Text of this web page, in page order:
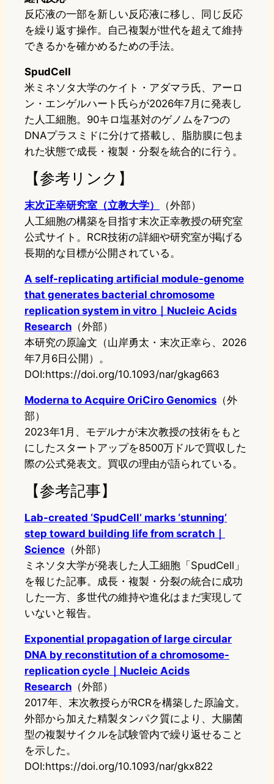
反応液の一部を新しい反応液に移し、同じ反応
を繰り返す操作。自己複製が世代を超えて維持
できるかを確かめるための手法。
SpudCell
米ミネソタ大学のケイト・アダマラ氏、アーロ
ン・エンゲルハート氏らが2026年7月に発表し
た人工細胞。90キロ塩基対のゲノムを7つの
DNAプラスミドに分けて搭載し、脂肪膜に包ま
れた状態で成長・複製・分裂を統合的に行う。
【参考リンク】
末次正幸研究室（立教大学）
（外部）
人工細胞の構築を目指す末次正幸教授の研究室
公式サイト。RCR技術の詳細や研究室が掲げる
長期的な目標が公開されている。
A self-replicating artificial module-genome
that generates bacterial chromosome
replication system in vitro｜Nucleic Acids
Research （外部）
本研究の原論文（山岸勇太・末次正幸ら、2026
年7月6日公開）。
DOI:https://doi.org/10.1093/nar/gkag663
Moderna to Acquire OriCiro Genomics （外
部）
2023年1月、モデルナが末次教授の技術をもと
にしたスタートアップを8500万ドルで買収した
際の公式発表文。買収の理由が語られている。
【参考記事】
Lab-created ‘SpudCell’ marks ‘stunning’
step toward building life from scratch｜
Science （外部）
ミネソタ大学が発表した人工細胞「SpudCell」
を報じた記事。成長・複製・分裂の統合に成功
した一方、多世代の維持や進化はまだ実現して
いないと報告。
Exponential propagation of large circular
DNA by reconstitution of a chromosome-
replication cycle｜Nucleic Acids
Research （外部）
2017年、末次教授らがRCRを構築した原論文。
外部から加えた精製タンパク質により、大腸菌
型の複製サイクルを試験管内で繰り返せること
を示した。
DOI:https://doi.org/10.1093/nar/gkx822